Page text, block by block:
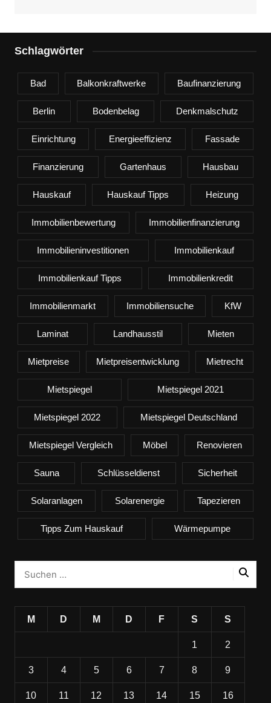
Schlagwörter
Bad Balkonkraftwerke Baufinanzierung
Berlin Bodenbelag Denkmalschutz
Einrichtung Energieeffizienz Fassade
Finanzierung Gartenhaus Hausbau
Hauskauf Hauskauf Tipps Heizung
Immobilienbewertung Immobilienfinanzierung
Immobilieninvestitionen Immobilienkauf
Immobilienkauf Tipps Immobilienkredit
Immobilienmarkt Immobiliensuche KfW
Laminat Landhausstil Mieten
Mietpreise Mietpreisentwicklung Mietrecht
Mietspiegel Mietspiegel 2021
Mietspiegel 2022 Mietspiegel Deutschland
Mietspiegel Vergleich Möbel Renovieren
Sauna Schlüsseldienst Sicherheit
Solaranlagen Solarenergie Tapezieren
Tipps Zum Hauskauf Wärmepumpe
M D M D F S S
1 2
3 4 5 6 7 8 9
10 11 12 13 14 15 16